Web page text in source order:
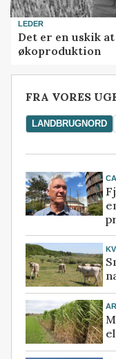
LEDER
Det er en uskik
økoproduktion
FRA VORES
LANDBRUGNORD